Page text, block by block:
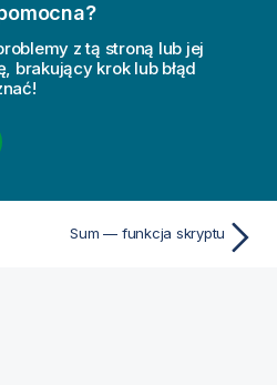
z tą stroną lub jej
brakujący krok lub błąd
Sum — funkcja skryptu